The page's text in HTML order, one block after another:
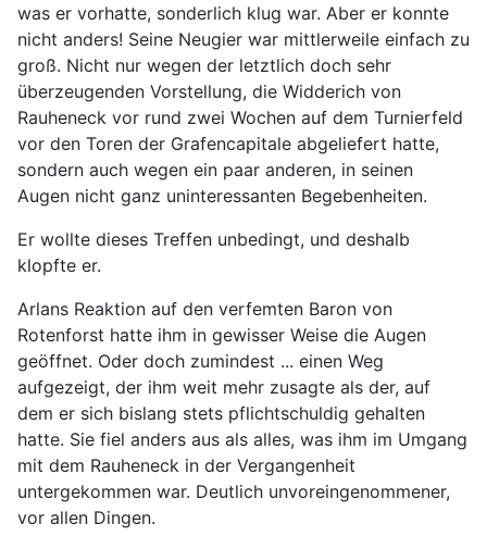
was er vorhatte, sonderlich klug war. Aber er konnte
nicht anders! Seine Neugier war mittlerweile einfach zu
groß. Nicht nur wegen der letztlich doch sehr
überzeugenden Vorstellung, die Widderich von
Rauheneck vor rund zwei Wochen auf dem Turnierfeld
vor den Toren der Grafencapitale abgeliefert hatte,
sondern auch wegen ein paar anderen, in seinen
Augen nicht ganz uninteressanten Begebenheiten.
Er wollte dieses Treffen unbedingt, und deshalb
klopfte er.
Arlans Reaktion auf den verfemten Baron von
Rotenforst hatte ihm in gewisser Weise die Augen
geöffnet. Oder doch zumindest ... einen Weg
aufgezeigt, der ihm weit mehr zusagte als der, auf
dem er sich bislang stets pflichtschuldig gehalten
hatte. Sie fiel anders aus als alles, was ihm im Umgang
mit dem Rauheneck in der Vergangenheit
untergekommen war. Deutlich unvoreingenommener,
vor allen Dingen.